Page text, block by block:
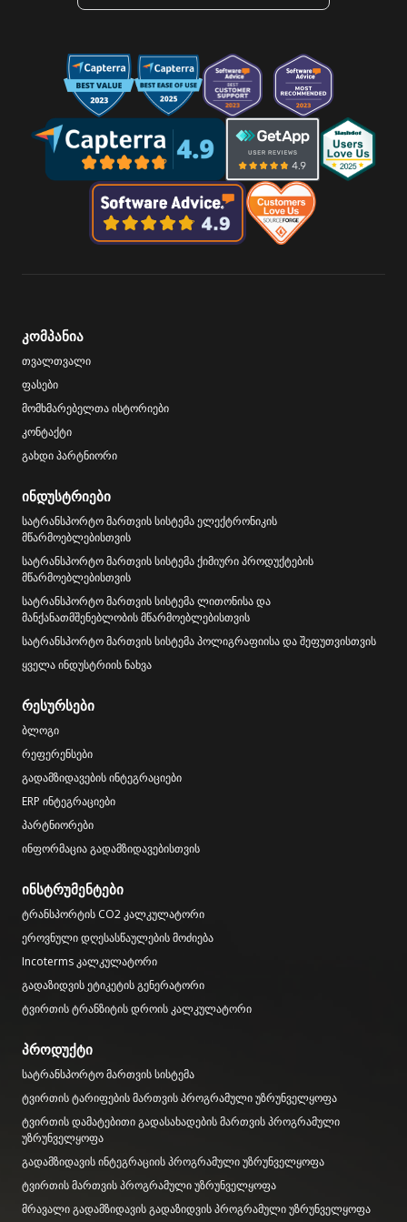
კომპანია
თვალთვალი
ფასები
მომხმარებელთა ისტორიები
კონტაქტი
გახდი პარტნიორი
ინდუსტრიები
სატრანსპორტო მართვის სისტემა ელექტრონიკის
მწარმოებლებისთვის
სატრანსპორტო მართვის სისტემა ქიმიური პროდუქტების
მწარმოებლებისთვის
სატრანსპორტო მართვის სისტემა ლითონისა და
მანქანათმშენებლობის მწარმოებლებისთვის
სატრანსპორტო მართვის სისტემა პოლიგრაფიისა და შეფუთვისთვის
ყველა ინდუსტრიის ნახვა
რესურსები
ბლოგი
რეფერენსები
გადამზიდავების ინტეგრაციები
ERP ინტეგრაციები
პარტნიორები
ინფორმაცია გადამზიდავებისთვის
ინსტრუმენტები
ტრანსპორტის CO2 კალკულატორი
ეროვნული დღესასწაულების მოძიება
Incoterms კალკულატორი
გადაზიდვის ეტიკეტის გენერატორი
ტვირთის ტრანზიტის დროის კალკულატორი
პროდუქტი
სატრანსპორტო მართვის სისტემა
ტვირთის ტარიფების მართვის პროგრამული უზრუნველყოფა
ტვირთის დამატებითი გადასახადების მართვის პროგრამული
უზრუნველყოფა
გადამზიდავის ინტეგრაციის პროგრამული უზრუნველყოფა
ტვირთის მართვის პროგრამული უზრუნველყოფა
მრავალი გადამზიდავის გადაზიდვის პროგრამული უზრუნველყოფა